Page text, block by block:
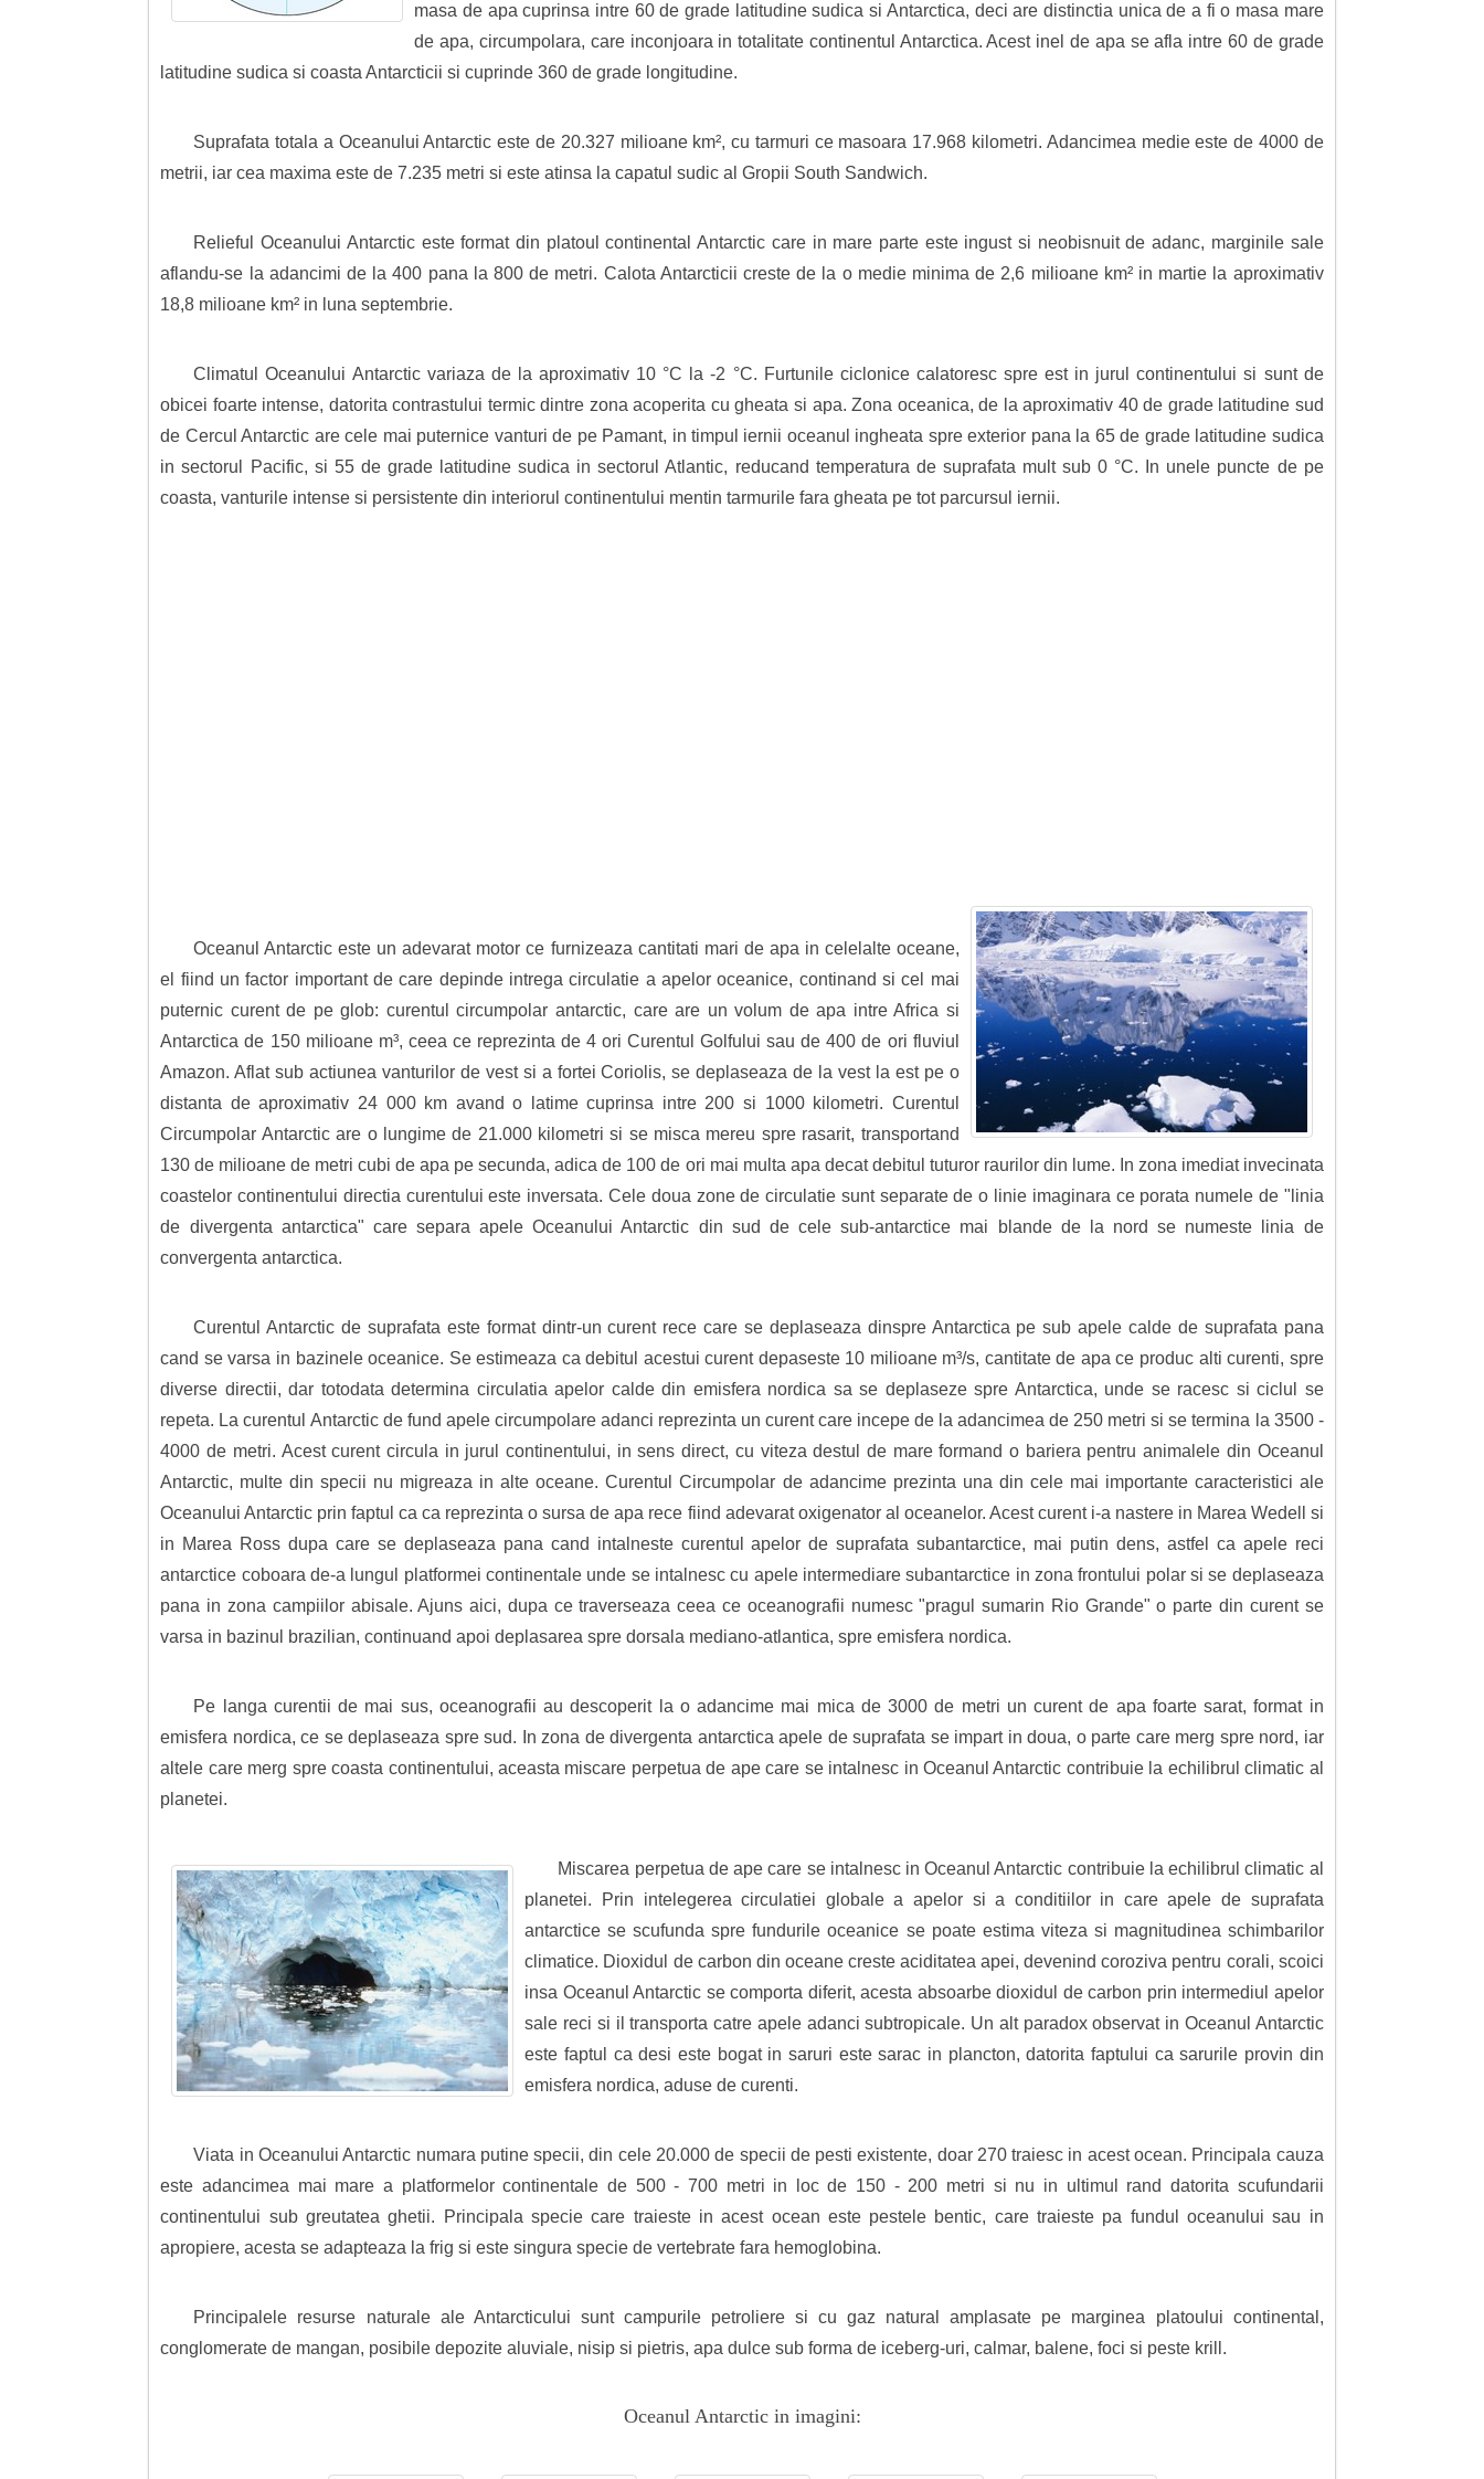
masa de apa cuprinsa intre 60 de grade latitudine sudica si Antarctica, deci are distinctia unica de a fi o masa mare
de apa, circumpolara, care inconjoara in totalitate continentul Antarctica. Acest inel de apa se afla intre 60 de grade
latitudine sudica si coasta Antarcticii si cuprinde 360 de grade longitudine.
Suprafata totala a Oceanului Antarctic este de 20.327 milioane km², cu tarmuri ce masoara 17.968 kilometri. Adancimea medie este de 4000 de
metrii, iar cea maxima este de 7.235 metri si este atinsa la capatul sudic al Gropii South Sandwich.
Relieful Oceanului Antarctic este format din platoul continental Antarctic care in mare parte este ingust si neobisnuit de adanc, marginile sale
aflandu-se la adancimi de la 400 pana la 800 de metri. Calota Antarcticii creste de la o medie minima de 2,6 milioane km² in martie la aproximativ
18,8 milioane km² in luna septembrie.
Climatul Oceanului Antarctic variaza de la aproximativ 10 °C la -2 °C. Furtunile ciclonice calatoresc spre est in jurul continentului si sunt de
obicei foarte intense, datorita contrastului termic dintre zona acoperita cu gheata si apa. Zona oceanica, de la aproximativ 40 de grade latitudine sud
de Cercul Antarctic are cele mai puternice vanturi de pe Pamant, in timpul iernii oceanul ingheata spre exterior pana la 65 de grade latitudine sudica
in sectorul Pacific, si 55 de grade latitudine sudica in sectorul Atlantic, reducand temperatura de suprafata mult sub 0 °C. In unele puncte de pe
coasta, vanturile intense si persistente din interiorul continentului mentin tarmurile fara gheata pe tot parcursul iernii.
Oceanul Antarctic este un adevarat motor ce furnizeaza cantitati mari de apa in celelalte oceane,
el fiind un factor important de care depinde intrega circulatie a apelor oceanice, continand si cel mai
puternic curent de pe glob: curentul circumpolar antarctic, care are un volum de apa intre Africa si
Antarctica de 150 milioane m³, ceea ce reprezinta de 4 ori Curentul Golfului sau de 400 de ori fluviul
Amazon. Aflat sub actiunea vanturilor de vest si a fortei Coriolis, se deplaseaza de la vest la est pe o
distanta de aproximativ 24 000 km avand o latime cuprinsa intre 200 si 1000 kilometri. Curentul
Circumpolar Antarctic are o lungime de 21.000 kilometri si se misca mereu spre rasarit, transportand
130 de milioane de metri cubi de apa pe secunda, adica de 100 de ori mai multa apa decat debitul tuturor raurilor din lume. In zona imediat invecinata
coastelor continentului directia curentului este inversata. Cele doua zone de circulatie sunt separate de o linie imaginara ce porata numele de "linia
de divergenta antarctica" care separa apele Oceanului Antarctic din sud de cele sub-antarctice mai blande de la nord se numeste linia de
convergenta antarctica.
Curentul Antarctic de suprafata este format dintr-un curent rece care se deplaseaza dinspre Antarctica pe sub apele calde de suprafata pana
cand se varsa in bazinele oceanice. Se estimeaza ca debitul acestui curent depaseste 10 milioane m³/s, cantitate de apa ce produc alti curenti, spre
diverse directii, dar totodata determina circulatia apelor calde din emisfera nordica sa se deplaseze spre Antarctica, unde se racesc si ciclul se
repeta. La curentul Antarctic de fund apele circumpolare adanci reprezinta un curent care incepe de la adancimea de 250 metri si se termina la 3500 -
4000 de metri. Acest curent circula in jurul continentului, in sens direct, cu viteza destul de mare formand o bariera pentru animalele din Oceanul
Antarctic, multe din specii nu migreaza in alte oceane. Curentul Circumpolar de adancime prezinta una din cele mai importante caracteristici ale
Oceanului Antarctic prin faptul ca ca reprezinta o sursa de apa rece fiind adevarat oxigenator al oceanelor. Acest curent i-a nastere in Marea Wedell si
in Marea Ross dupa care se deplaseaza pana cand intalneste curentul apelor de suprafata subantarctice, mai putin dens, astfel ca apele reci
antarctice coboara de-a lungul platformei continentale unde se intalnesc cu apele intermediare subantarctice in zona frontului polar si se deplaseaza
pana in zona campiilor abisale. Ajuns aici, dupa ce traverseaza ceea ce oceanografii numesc "pragul sumarin Rio Grande" o parte din curent se
varsa in bazinul brazilian, continuand apoi deplasarea spre dorsala mediano-atlantica, spre emisfera nordica.
Pe langa curentii de mai sus, oceanografii au descoperit la o adancime mai mica de 3000 de metri un curent de apa foarte sarat, format in
emisfera nordica, ce se deplaseaza spre sud. In zona de divergenta antarctica apele de suprafata se impart in doua, o parte care merg spre nord, iar
altele care merg spre coasta continentului, aceasta miscare perpetua de ape care se intalnesc in Oceanul Antarctic contribuie la echilibrul climatic al
planetei.
Miscarea perpetua de ape care se intalnesc in Oceanul Antarctic contribuie la echilibrul climatic al
planetei. Prin intelegerea circulatiei globale a apelor si a conditiilor in care apele de suprafata
antarctice se scufunda spre fundurile oceanice se poate estima viteza si magnitudinea schimbarilor
climatice. Dioxidul de carbon din oceane creste aciditatea apei, devenind coroziva pentru corali, scoici
insa Oceanul Antarctic se comporta diferit, acesta absoarbe dioxidul de carbon prin intermediul apelor
sale reci si il transporta catre apele adanci subtropicale. Un alt paradox observat in Oceanul Antarctic
este faptul ca desi este bogat in saruri este sarac in plancton, datorita faptului ca sarurile provin din
emisfera nordica, aduse de curenti.
Viata in Oceanului Antarctic numara putine specii, din cele 20.000 de specii de pesti existente, doar 270 traiesc in acest ocean. Principala cauza
este adancimea mai mare a platformelor continentale de 500 - 700 metri in loc de 150 - 200 metri si nu in ultimul rand datorita scufundarii
continentului sub greutatea ghetii. Principala specie care traieste in acest ocean este pestele bentic, care traieste pa fundul oceanului sau in
apropiere, acesta se adapteaza la frig si este singura specie de vertebrate fara hemoglobina.
Principalele resurse naturale ale Antarcticului sunt campurile petroliere si cu gaz natural amplasate pe marginea platoului continental,
conglomerate de mangan, posibile depozite aluviale, nisip si pietris, apa dulce sub forma de iceberg-uri, calmar, balene, foci si peste krill.
Oceanul Antarctic in imagini: